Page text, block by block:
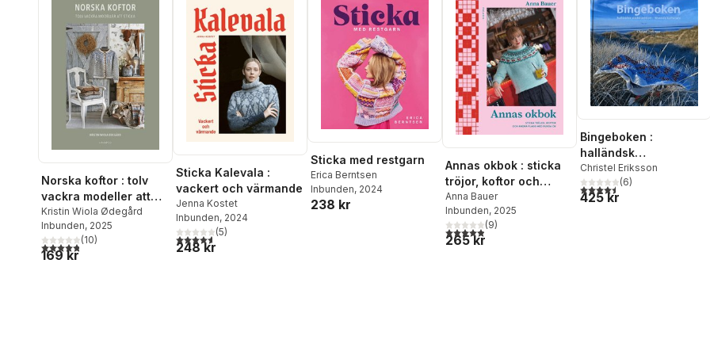
Norska koftor : tolv
vackra modeller att
sticka
Kristin Wiola Ødegård
Inbunden, 2025
4,8utav 5 stjärnor. Totalt antal röster:
(10)
169 kr
Sticka Kalevala :
vackert och värmande
Jenna Kostet
Inbunden, 2024
4,6utav 5 stjärnor. Totalt antal röster:
(5)
248 kr
Sticka med restgarn
Erica Berntsen
Inbunden, 2024
238 kr
Annas okbok : sticka
tröjor, koftor och
andra plagg med
runda ok
Anna Bauer
Inbunden, 2025
4,9utav 5 stjärnor. Totalt antal röster:
(9)
265 kr
Bingeboken :
halländsk
sticktradition -
levande kulturarv
Christel Eriksson
4,5utav 5 stjärnor. Totalt
(6)
425 kr